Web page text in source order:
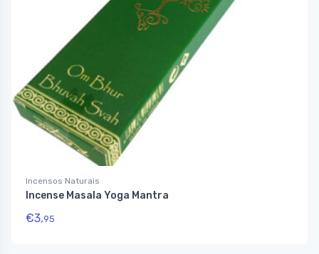
Incensos Naturais
Incense Masala Yoga Mantra
€3,95